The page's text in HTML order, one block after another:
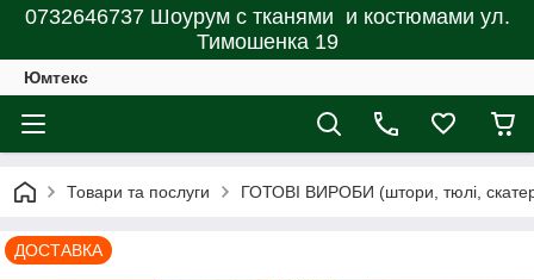
0732646737 Шоурум с тканями и костюмами ул.
Тимошенка 19
Юмтекс
Товари та послуги ГОТОВІ ВИРОБИ (штори, тюлі,
ДОСТАВКА